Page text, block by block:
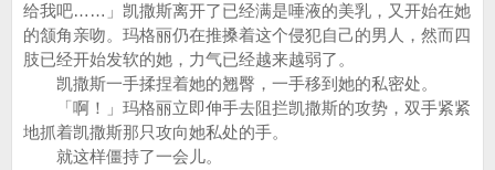
给我吧……」凯撒斯离开了已经满是唾液的美乳，又开始在她
的颔角亲吻。玛格丽仍在推搡着这个侵犯自己的男人，然而四
肢已经开始发软的她，力气已经越来越弱了。
凯撒斯一手揉捏着她的翘臀，一手移到她的私密处。
「啊！」玛格丽立即伸手去阻拦凯撒斯的攻势，双手紧紧
地抓着凯撒斯那只攻向她私处的手。
就这样僵持了一会儿。